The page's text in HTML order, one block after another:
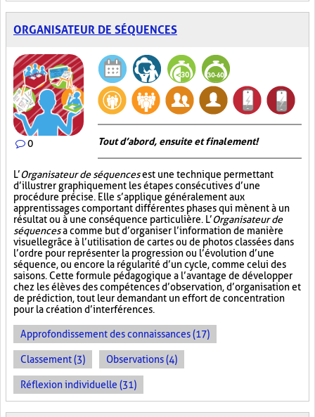
ORGANISATEUR DE SÉQUENCES
0 Tout d’abord, ensuite et finalement!
L’Organisateur de séquencesest une technique permettant
d’illustrer graphiquement les étapes consécutives d’une
procédure précise. Elle s’applique généralement aux
apprentissages comportant différentes phases qui mènent à un
résultat ou à une conséquence particulière. L’Organisateur de
séquencesa comme but d’organiser l’information de manière
visuellegrâce à l’utilisation de cartes ou de photos classées dans
l’ordre pour représenter la progression ou l’évolution d’une
séquence, ou encore la régularité d’un cycle, comme celui des
saisons. Cette formule pédagogique a l’avantage de développer
chez les élèves des compétences d’observation, d’organisation et
de prédiction, tout leur demandant un effort de concentration
pour la création d’interférences.
Approfondissement des connaissances (17)
Classement (3) Observations (4)
Réflexion individuelle (31)